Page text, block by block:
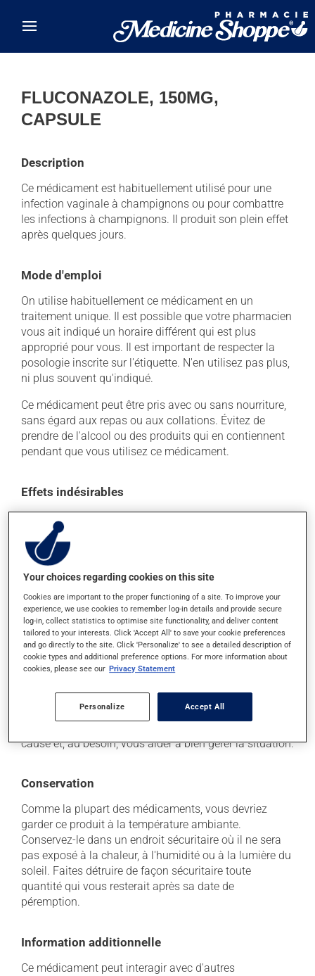
FLUCONAZOLE, 150MG,
CAPSULE
Description
Ce médicament est habituellement utilisé pour une
infection vaginale à champignons ou pour combattre
les infections à champignons. Il produit son plein effet
après quelques jours.
Mode d'emploi
On utilise habituellement ce médicament en un
traitement unique. Il est possible que votre pharmacien
vous ait indiqué un horaire différent qui est plus
approprié pour vous. Il est important de respecter la
posologie inscrite sur l'étiquette. N'en utilisez pas plus,
ni plus souvent qu'indiqué.
Ce médicament peut être pris avec ou sans nourriture,
sans égard aux repas ou aux collations. Évitez de
prendre de l'alcool ou des produits qui en contiennent
pendant que vous utilisez ce médicament.
Effets indésirables
En plus de ses effets recherchés, ce produit peut à
l'occasion entraîner certains effets indésirables (effets
secondaires), notamment :
il peut causer des maux de tête;
il peut causer de la diarrhée;
il peut causer des maux de ventre;
il peut causer des nausées et des vomissements.
Chaque personne peut réagir différemment à un
traitement. Si vous croyez que ce produit est la cause
mentionné ici ou non, discutez-en avec votre
professionnel(le) de la santé. Il ou elle peut vous aider
cause et, au besoin, vous aider à bien gérer la situation.
Conservation
Comme la plupart des médicaments, vous devriez
garder ce produit à la température ambiante.
Conservez-le dans un endroit sécuritaire où il ne sera
pas exposé à la chaleur, à l'humidité ou à la lumière du
soleil. Faites détruire de façon sécuritaire toute
quantité qui vous resterait après sa date de
péremption.
Information additionnelle
Ce médicament peut interagir avec d'autres
Your choices regarding cookies on this site
Cookies are important to the proper functioning of a site. To improve your
experience, we use cookies to remember log-in details and provide secure
log-in, collect statistics to optimise site functionality, and deliver content
tailored to your interests. Click 'Accept All' to save your cookie preferences
and go directly to the site. Click 'Personalize' to see a detailed description of
cookie types and additional preference options. For more information about
cookies, please see our Privacy Statement
Personalize Accept All